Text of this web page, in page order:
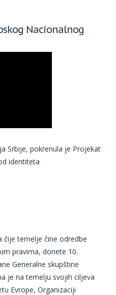
Nacionalnog
Srbije, pokrenula je Projekat
identiteta
čije temelje čine odredbe
pravima, donete 10.
Generalne skupštine
je na temelju svojih ciljeva
Evrope, Organizaciji